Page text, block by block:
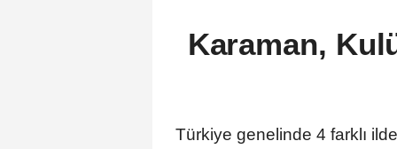
Karaman,
Türkiye genelinde 4 farklı